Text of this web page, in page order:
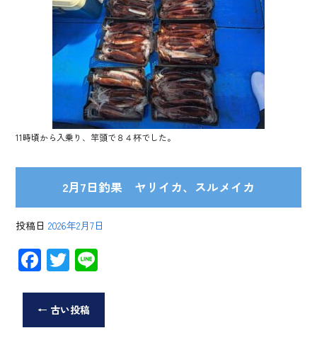
11時頃から入乗り、竿頭で８４杯でした。
2月7日釣果 ヤリイカ、スルメイカ
投稿日 2026年2月7日
F
ac
e
b
T
wi
tt
er
← 古い投稿